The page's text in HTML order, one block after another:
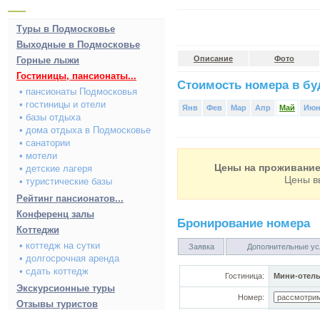
Туры в Подмосковье
Выходные в Подмосковье
Горные лыжи
Гостиницы, пансионаты...
• пансионаты Подмосковья
• гостиницы и отели
• базы отдыха
• дома отдыха в Подмосковье
• санатории
• мотели
• детские лагеря
• туристические базы
Рейтинг пансионатов...
Конференц залы
Коттеджи
• коттедж на сутки
• долгосрочная аренда
• сдать коттедж
Экскурсионные туры
Отзывы туристов
Описание Фото
Стоимость номера в
Янв Фев Мар Апр Май Июн
Цены на
Цены
Бронирование номера
Заявка Дополнительные
Гостиница: Мини-
Номер: